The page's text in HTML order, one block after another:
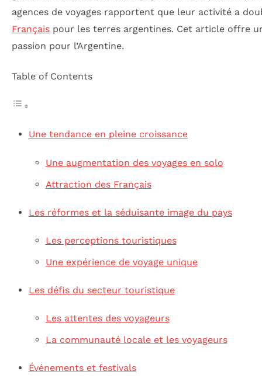
agences de voyages rapportent que leur activité a
Français pour les terres argentines. Cet article offre
passion pour l’Argentine.
Table of Contents
Une tendance en pleine croissance
Une augmentation des voyages en solo
Attraction des Français
Les réformes et la séduisante image du pays
Les perceptions touristiques
Une expérience de voyage unique
Les défis du secteur touristique
Les attentes des voyageurs
La communauté locale et les voyageurs
Événements et festivals